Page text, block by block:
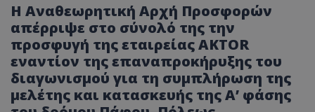
Η Αναθεωρητική Αρχή Προσφορών
απέρριψε στο σύνολό της την
προσφυγή της εταιρείας AKTOR
εναντίον της επαναπροκήρυξης του
διαγωνισμού για τη συμπλήρωση της
μελέτης και κατασκευής της Α’ φάσης